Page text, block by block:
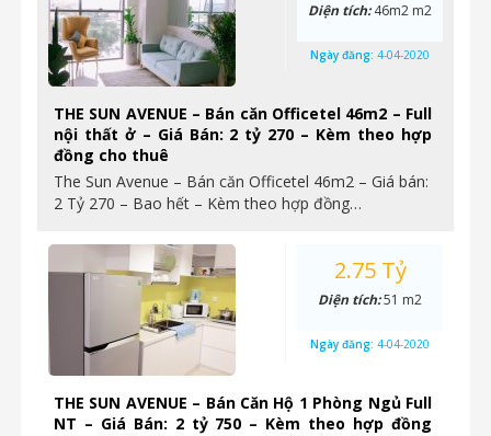
THE SUN AVENUE – Bán căn Officetel 46m2 – Full
nội thất ở – Giá Bán: 2 tỷ 270 – Kèm theo hợp
đồng cho thuê
The Sun Avenue – Bán căn Officetel 46m2 – Giá bán:
2 Tỷ 270 – Bao hết – Kèm theo hợp đồng…
Diện tích:46m2 m2
Ngày đăng: 4-04-2020
THE SUN AVENUE – Bán Căn Hộ 1 Phòng Ngủ Full
NT – Giá Bán: 2 tỷ 750 – Kèm theo hợp đồng
2.75 Tỷ
Diện tích:51 m2
Ngày đăng: 4-04-2020